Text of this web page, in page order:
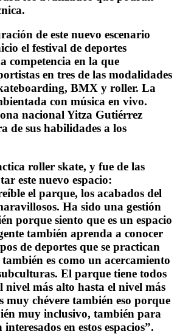
de este nuevo escenario
el festival de deportes
competencia en la que
en tres de las modalidades
BMX y roller. La
con música en vivo.
nacional Yitza Gutiérrez
de sus habilidades a los
roller skate, y fue de las
este nuevo espacio:
el parque, los acabados del
Ha sido una gestión
porque siento que es un espacio
también aprenda a conocer
de deportes que se practican
también es como un acercamiento
El parque tiene todos
nivel más alto hasta el nivel más
muy chévere también eso porque
muy inclusivo, también para
en estos espacios”.